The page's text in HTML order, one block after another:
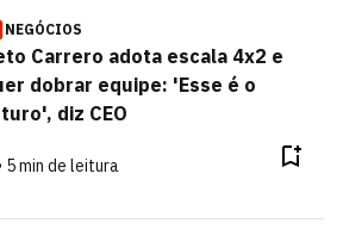
NEGÓCIOS
Carrero adota escala 4x2 e
dobrar equipe: 'Esse é o
diz CEO
5 min de leitura